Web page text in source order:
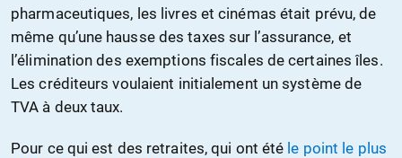
pharmaceutiques, les livres et cinémas était prévu, de
même qu’une hausse des taxes sur l’assurance, et
l’élimination des exemptions fiscales de certaines îles.
Les créditeurs voulaient initialement un système de
TVA à deux taux.
Pour ce qui est des retraites, qui ont été le point le plus